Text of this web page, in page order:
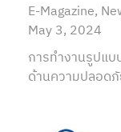
E-Magazine,
May 3, 2024
การทำงานรูปแ
ด้านความปลอด